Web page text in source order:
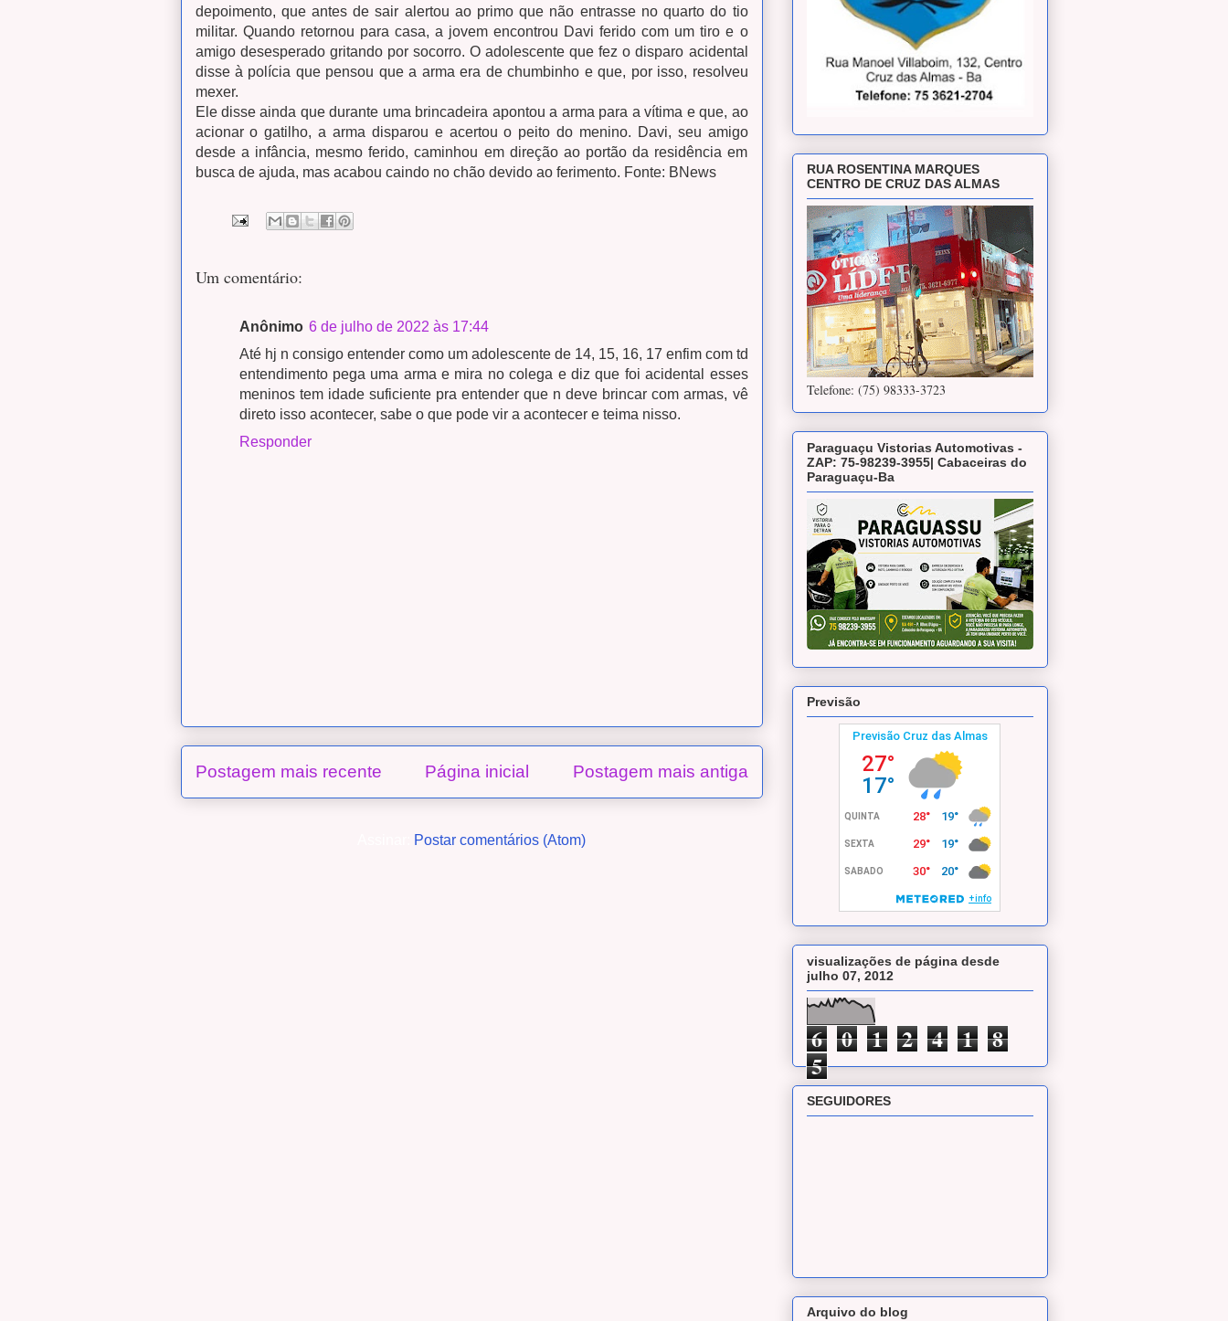
depoimento, que antes de sair alertou ao primo que não entrasse no quarto do tio
militar. Quando retornou para casa, a jovem encontrou Davi ferido com um tiro e o
amigo desesperado gritando por socorro. O adolescente que fez o disparo acidental
disse à polícia que pensou que a arma era de chumbinho e que, por isso, resolveu
mexer.
Ele disse ainda que durante uma brincadeira apontou a arma para a vítima e que, ao
acionar o gatilho, a arma disparou e acertou o peito do menino. Davi, seu amigo
desde a infância, mesmo ferido, caminhou em direção ao portão da residência em
busca de ajuda, mas acabou caindo no chão devido ao ferimento. Fonte: BNews
Um comentário:
Anônimo 6 de julho de 2022 às 17:44
Até hj n consigo entender como um adolescente de 14, 15, 16, 17 enfim com td
entendimento pega uma arma e mira no colega e diz que foi acidental esses
meninos tem idade suficiente pra entender que n deve brincar com armas, vê
direto isso acontecer, sabe o que pode vir a acontecer e teima nisso.
Responder
Postagem mais recente Postagem mais antiga
Página inicial
Postar comentários (Atom)
RUA ROSENTINA MARQUES
CENTRO DE CRUZ DAS ALMAS
Telefone: (75) 98333-3723
Paraguaçu Vistorias Automotivas -
ZAP: 75-98239-3955| Cabaceiras do
Paraguaçu-Ba
Previsão
visualizações de página desde
julho 07, 2012
6 0 1 2 4 1 8
5
SEGUIDORES
Arquivo do blog